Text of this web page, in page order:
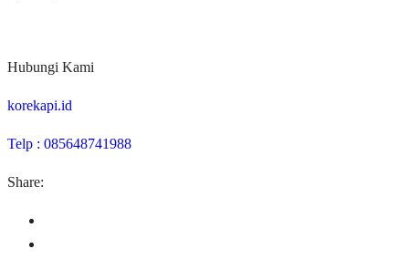
Hubungi Kami
korekapi.id
Telp : 085648741988
Share: